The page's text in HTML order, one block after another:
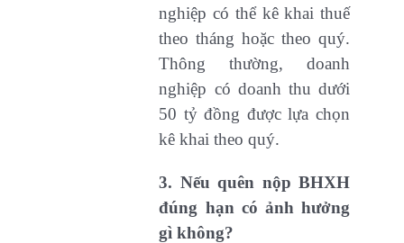
nghiệp có thể kê khai thuế
theo tháng hoặc theo quý.
Thông thường, doanh
nghiệp có doanh thu dưới
50 tỷ đồng được lựa chọn
kê khai theo quý.
3. Nếu quên nộp BHXH
đúng hạn có ảnh hưởng
gì không?